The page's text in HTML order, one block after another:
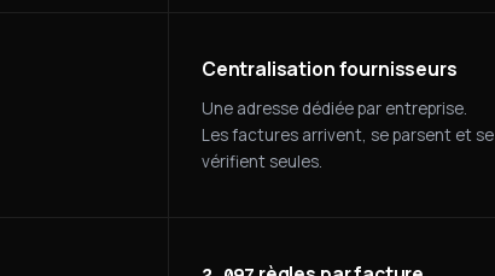
Centralisation fournisseurs
Une adresse dédiée par entreprise.
Les factures arrivent, se parsent et se
vérifient seules.